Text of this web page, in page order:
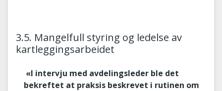
3.5. Mangelfull styring og ledelse av
kartleggingsarbeidet
«I intervju med avdelingsleder ble det
bekreftet at praksis beskrevet i rutinen om